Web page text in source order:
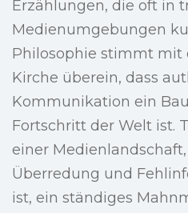
Erzählungen, die oft in
Medienumgebungen
Philosophie stimmt mit
Kirche überein, dass
Kommunikation ein
Fortschritt der Welt ist.
einer
Überredung und
ist, ein ständiges